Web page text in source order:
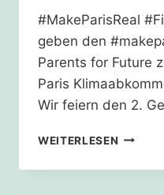
#MakeParisReal
geben den
Parents for Future
Paris
Wir feiern den 2.
WEITERLESEN 2